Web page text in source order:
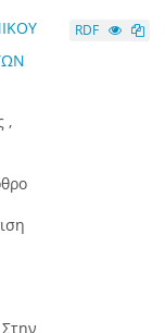
,
RDF